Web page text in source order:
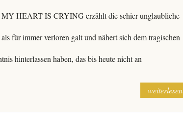
HEART IS CRYING erzählt die schier unglaubliche
für immer verloren galt und nähert sich dem tragischen
hinterlassen haben, das bis heute nicht an
weiterlesen